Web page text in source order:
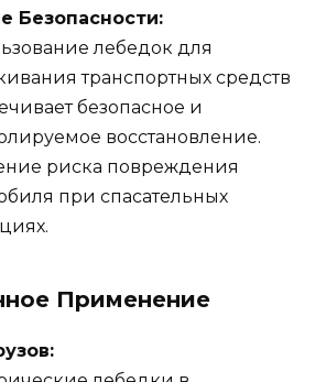
Безопасности:
лебедок для
транспортных средств
безопасное и
восстановление.
риска повреждения
при спасательных
Применение